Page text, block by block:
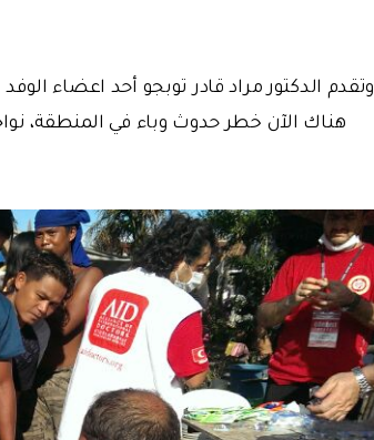
وتقدم الدكتور مراد قادر توبجو أحد اعضاء
هناك الآن خطر حدوث وباء في المنطقة،